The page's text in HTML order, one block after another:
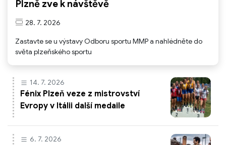
Plzně zve k návštěvě
28. 7. 2026
Zastavte se u výstavy Odboru sportu MMP a nahlédněte do
světa plzeňského sportu
14. 7. 2026
Fénix Plzeň veze z mistrovství
Evropy v Itálii další medaile
6. 7. 2026